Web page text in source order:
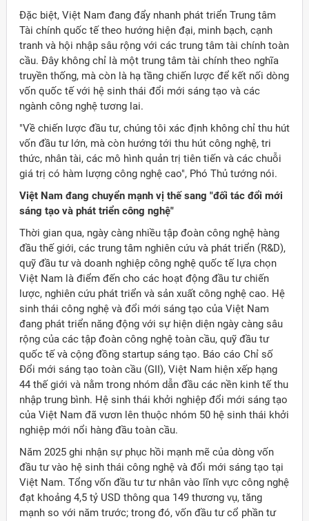
Đặc biệt, Việt Nam đang đẩy nhanh phát triển Trung tâm
Tài chính quốc tế theo hướng hiện đại, minh bạch, cạnh
tranh và hội nhập sâu rộng với các trung tâm tài chính toàn
cầu. Đây không chỉ là một trung tâm tài chính theo nghĩa
truyền thống, mà còn là hạ tầng chiến lược để kết nối dòng
vốn quốc tế với hệ sinh thái đổi mới sáng tạo và các
ngành công nghệ tương lai.
"Về chiến lược đầu tư, chúng tôi xác định không chỉ thu hút
vốn đầu tư lớn, mà còn hướng tới thu hút công nghệ, tri
thức, nhân tài, các mô hình quản trị tiên tiến và các chuỗi
giá trị có hàm lượng công nghệ cao", Phó Thủ tướng nói.
Việt Nam đang chuyển mạnh vị thế sang "đối tác đổi mới
sáng tạo và phát triển công nghệ"
Thời gian qua, ngày càng nhiều tập đoàn công nghệ hàng
đầu thế giới, các trung tâm nghiên cứu và phát triển (R&D),
quỹ đầu tư và doanh nghiệp công nghệ quốc tế lựa chọn
Việt Nam là điểm đến cho các hoạt động đầu tư chiến
lược, nghiên cứu phát triển và sản xuất công nghệ cao. Hệ
sinh thái công nghệ và đổi mới sáng tạo của Việt Nam
đang phát triển năng động với sự hiện diện ngày càng sâu
rộng của các tập đoàn công nghệ toàn cầu, quỹ đầu tư
quốc tế và cộng đồng startup sáng tạo. Báo cáo Chỉ số
Đổi mới sáng tạo toàn cầu (GII), Việt Nam hiện xếp hạng
44 thế giới và nằm trong nhóm dẫn đầu các nền kinh tế thu
nhập trung bình. Hệ sinh thái khởi nghiệp đổi mới sáng tạo
của Việt Nam đã vươn lên thuộc nhóm 50 hệ sinh thái khởi
nghiệp mới nổi hàng đầu toàn cầu.
Năm 2025 ghi nhận sự phục hồi mạnh mẽ của dòng vốn
đầu tư vào hệ sinh thái công nghệ và đổi mới sáng tạo tại
Việt Nam. Tổng vốn đầu tư tư nhân vào lĩnh vực công nghệ
đạt khoảng 4,5 tỷ USD thông qua 149 thương vụ, tăng
mạnh so với năm trước; trong đó, vốn đầu tư cổ phần tư